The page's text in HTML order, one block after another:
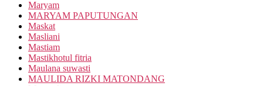
Maryam
MARYAM PAPUTUNGAN
Maskat
Masliani
Mastiam
Mastikhotul fitria
Maulana suwasti
MAULIDA RIZKI MATONDANG